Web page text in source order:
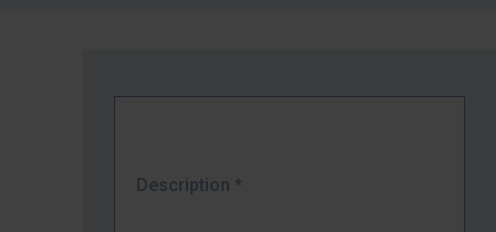
Description *